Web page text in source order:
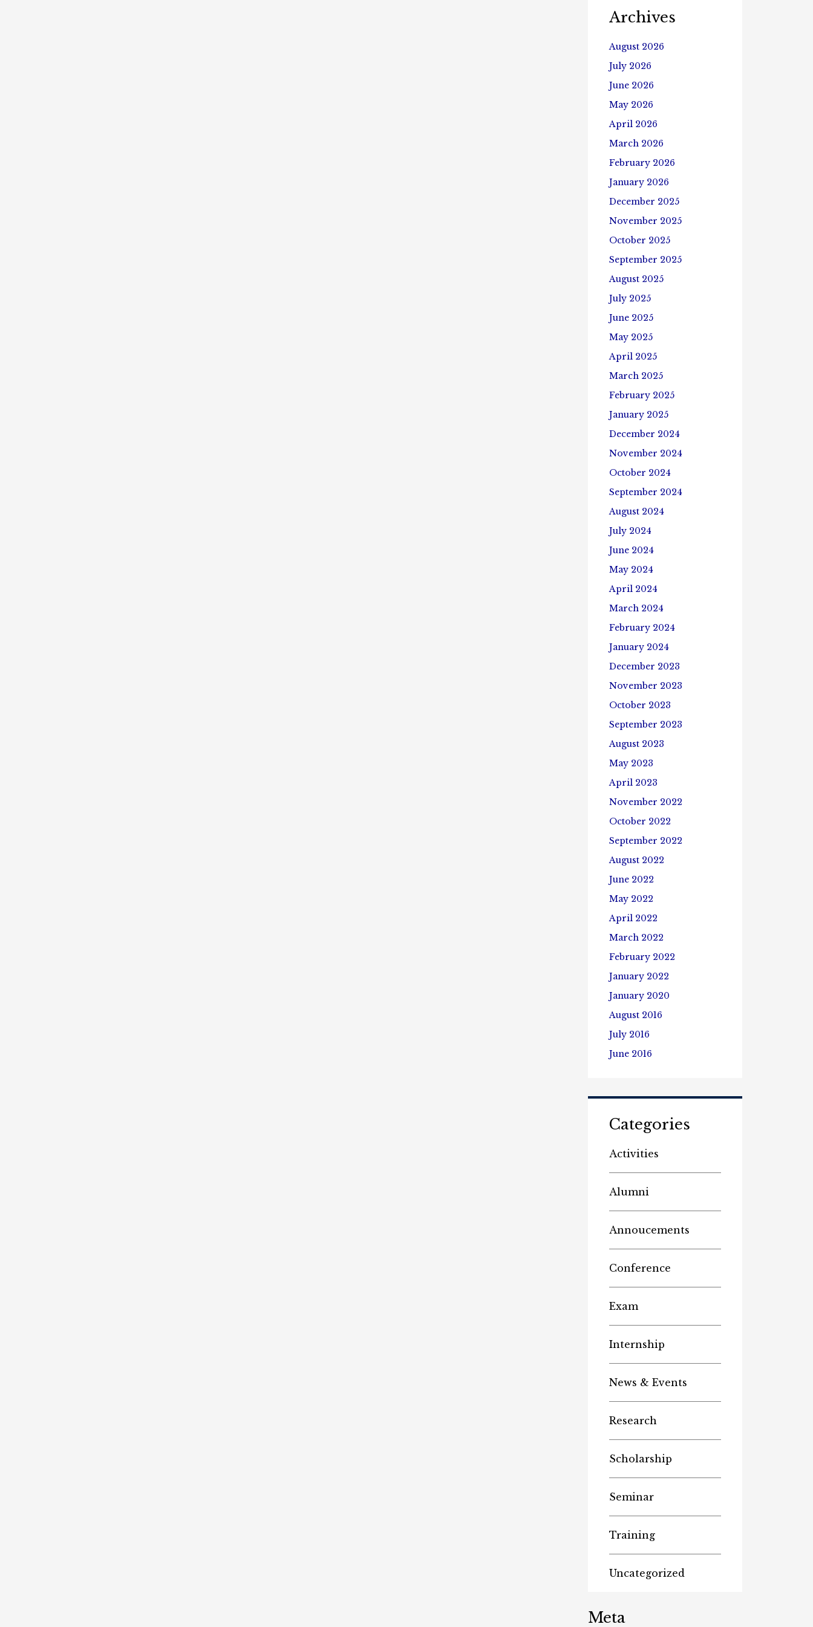
Archives
August 2026
July 2026
June 2026
May 2026
April 2026
March 2026
February 2026
January 2026
December 2025
November 2025
October 2025
September 2025
August 2025
July 2025
June 2025
May 2025
April 2025
March 2025
February 2025
January 2025
December 2024
November 2024
October 2024
September 2024
August 2024
July 2024
June 2024
May 2024
April 2024
March 2024
February 2024
January 2024
December 2023
November 2023
October 2023
September 2023
August 2023
May 2023
April 2023
November 2022
October 2022
September 2022
August 2022
June 2022
May 2022
April 2022
March 2022
February 2022
January 2022
January 2020
August 2016
July 2016
June 2016
Categories
Activities
Alumni
Annoucements
Conference
Exam
Internship
News & Events
Research
Scholarship
Seminar
Training
Uncategorized
Meta